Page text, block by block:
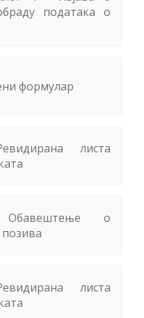
података о
формулар
листа
о
листа